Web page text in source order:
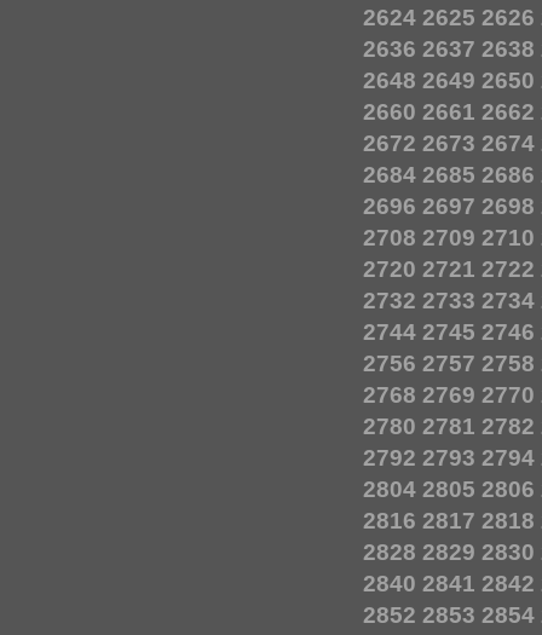
2624 2625 2626
2636 2637 2638
2648 2649 2650
2660 2661 2662
2672 2673 2674
2684 2685 2686
2696 2697 2698
2708 2709 2710
2720 2721 2722
2732 2733 2734
2744 2745 2746
2756 2757 2758
2768 2769 2770
2780 2781 2782
2792 2793 2794
2804 2805 2806
2816 2817 2818
2828 2829 2830
2840 2841 2842
2852 2853 2854